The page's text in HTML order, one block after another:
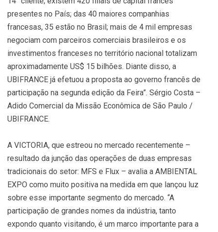
presentes no País; das 40 maiores companhias
francesas, 35 estão no Brasil; mais de 4 mil empresas
negociam com parceiros comerciais brasileiros e os
investimentos franceses no território nacional totalizam
aproximadamente US$ 15 bilhões. Diante disso, a
UBIFRANCE já efetuou a proposta ao governo francês de
participação na segunda edição da Feira”. Sérgio Costa –
Adido Comercial da Missão Econômica de São Paulo /
UBIFRANCE.
A VICTORIA, que estreou no mercado recentemente –
resultado da junção das operações de duas empresas
tradicionais do setor: MFS e Flux – avalia a AMBIENTAL
EXPO como muito positiva na medida em que lançou luz
sobre esse importante segmento do mercado. “A
participação de grandes nomes da indústria, tanto
expondo quanto visitando, é um marco importante para a